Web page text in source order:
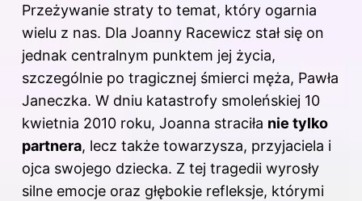
Przeżywanie straty to temat, który ogarnia
wielu z nas. Dla Joanny Racewicz stał się on
jednak centralnym punktem jej życia,
szczególnie po tragicznej śmierci męża, Pawła
Janeczka. W dniu katastrofy smoleńskiej 10
kwietnia 2010 roku, Joanna straciła nie tylko
partnera, lecz także towarzysza, przyjaciela i
ojca swojego dziecka. Z tej tragedii wyrosły
silne emocje oraz głębokie refleksje, którymi